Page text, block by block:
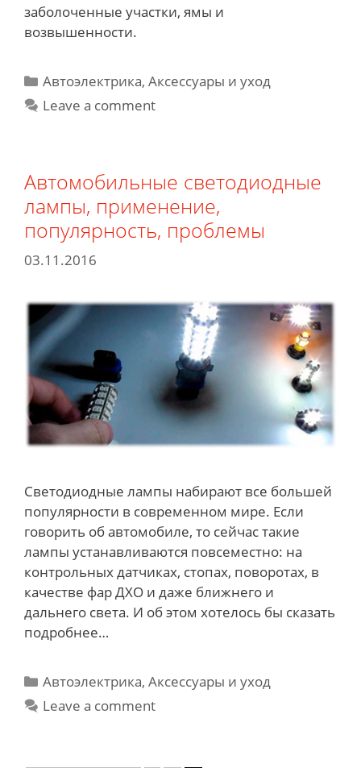
заболоченные участки, ямы и
возвышенности.
Categories
Автоэлектрика,Аксессуары и уход
Leave a comment
Автомобильные светодиодные
лампы, применение,
популярность, проблемы
03.11.2016
Светодиодные лампы набирают все большей
популярности в современном мире. Если
говорить об автомобиле, то сейчас такие
лампы устанавливаются повсеместно: на
контрольных датчиках, стопах, поворотах, в
качестве фар ДХО и даже ближнего и
дальнего света. И об этом хотелось бы сказать
подробнее…
Categories
Автоэлектрика,Аксессуары и уход
Leave a comment